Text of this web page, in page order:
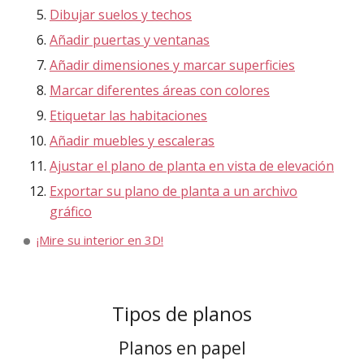
Dibujar suelos y techos
Añadir puertas y ventanas
Añadir dimensiones y marcar superficies
Marcar diferentes áreas con colores
Etiquetar las habitaciones
Añadir muebles y escaleras
Ajustar el plano de planta en vista de elevación
Exportar su plano de planta a un archivo
gráfico
¡Mire su interior en 3D!
Tipos de planos
Planos en papel